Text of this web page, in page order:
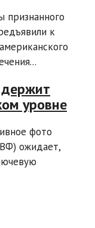
к
уровне
фото
ожидает,